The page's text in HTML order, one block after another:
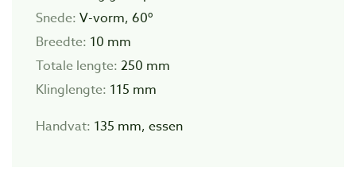
Snede: V-vorm, 60º
Breedte: 10 mm
Totale lengte: 250 mm
Klinglengte: 115 mm
Handvat: 135 mm, essen